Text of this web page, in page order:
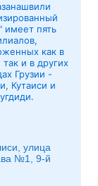
имеет пять
как в
и в других
Грузии -
Кутаиси и
улица
№1, 9-й